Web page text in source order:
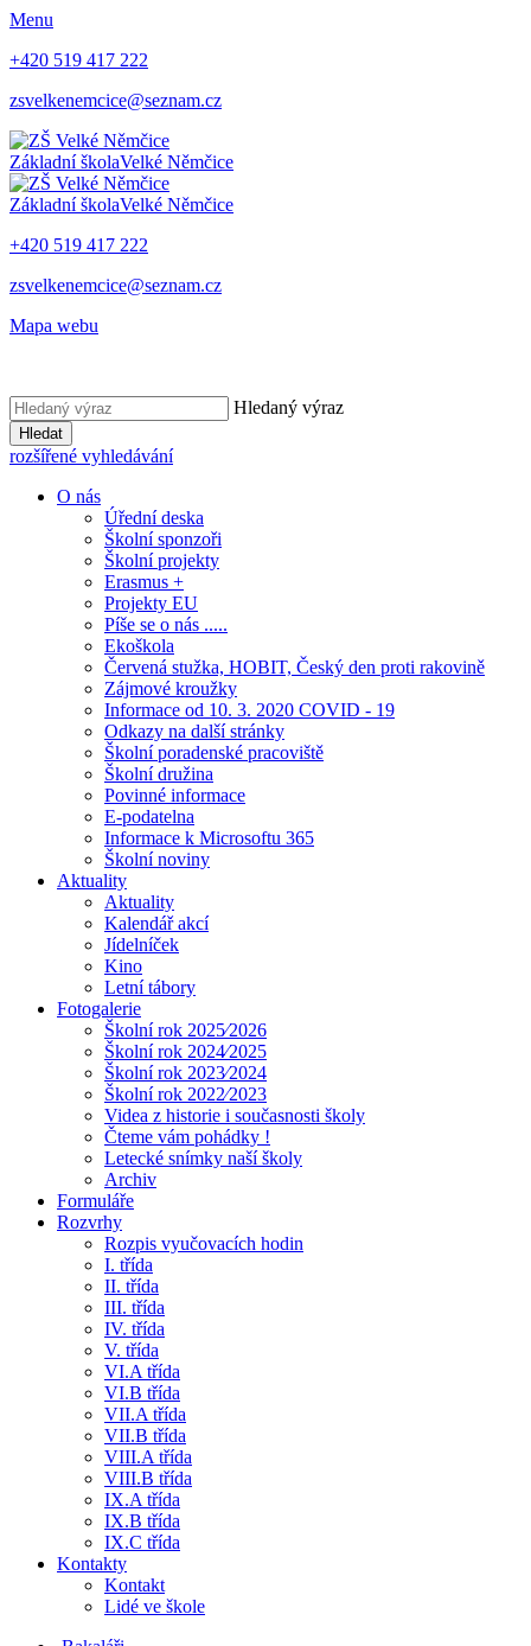
Menu
+420 519 417 222
zsvelkenemcice@seznam.cz
Základní školaVelké Němčice
Základní školaVelké Němčice
+420 519 417 222
zsvelkenemcice@seznam.cz
Mapa webu
Hledaný výraz
Hledat
rozšířené vyhledávání
O nás
Úřední deska
Školní sponzoři
Školní projekty
Erasmus +
Projekty EU
Píše se o nás .....
Ekoškola
Červená stužka, HOBIT, Český den proti rakovině
Zájmové kroužky
Informace od 10. 3. 2020 COVID - 19
Odkazy na další stránky
Školní poradenské pracoviště
Školní družina
Povinné informace
E-podatelna
Informace k Microsoftu 365
Školní noviny
Aktuality
Aktuality
Kalendář akcí
Jídelníček
Kino
Letní tábory
Fotogalerie
Školní rok 2025⁄2026
Školní rok 2024⁄2025
Školní rok 2023⁄2024
Školní rok 2022⁄2023
Videa z historie i současnosti školy
Čteme vám pohádky !
Letecké snímky naší školy
Archiv
Formuláře
Rozvrhy
Rozpis vyučovacích hodin
I. třída
II. třída
III. třída
IV. třída
V. třída
VI.A třída
VI.B třída
VII.A třída
VII.B třída
VIII.A třída
VIII.B třída
IX.A třída
IX.B třída
IX.C třída
Kontakty
Kontakt
Lidé ve škole